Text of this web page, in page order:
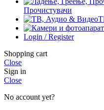
Прочистувачи
Login / Register
Shopping cart
Close
Sign in
Close
No account yet?